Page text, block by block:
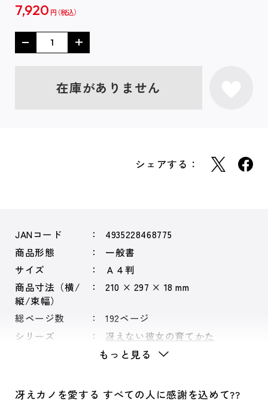
7,920 円
在庫がありません
シェアする：
JANコード
4935228468775
商品形態
一般書
サイズ
Ａ４判
商品寸法（横/
縦/束幅）
210 × 297 × 18 mm
総ページ数
192ページ
シリーズ
冴えない彼女の育てかた
もっと見る
冴えカノを愛する すべての人に感謝を込めて??